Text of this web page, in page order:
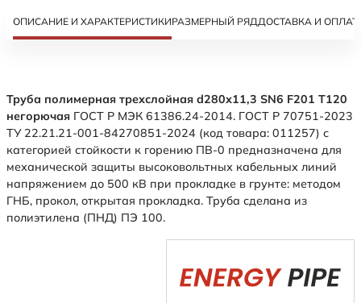
ОПИСАНИЕ И ХАРАКТЕРИСТИКИРАЗМЕРНЫЙ РЯДДОСТАВКА И
Труба полимерная трехслойная d280х11,3 SN6 F201 Т120
негорючая ГОСТ Р МЭК 61386.24-2014. ГОСТ Р 70751-2023
ТУ 22.21.21-001-84270851-2024 (код товара: 011257) с
категорией стойкости к горению ПВ-0 предназначена для
механической защиты высоковольтных кабельных линий
напряжением до 500 кВ при прокладке в грунте: методом
ГНБ, прокол, открытая прокладка. Труба сделана из
полиэтилена (ПНД) ПЭ 100.